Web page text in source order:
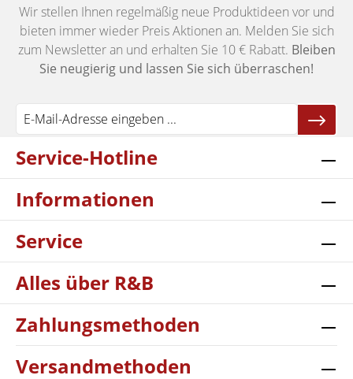
Wir stellen Ihnen regelmäßig neue Produktideen vor und
bieten immer wieder Preis Aktionen an. Melden Sie sich
zum Newsletter an und erhalten Sie 10 € Rabatt. Bleiben
Sie neugierig und lassen Sie sich überraschen!
Service-Hotline
Informationen
Service
Alles über R&B
Zahlungsmethoden
Versandmethoden